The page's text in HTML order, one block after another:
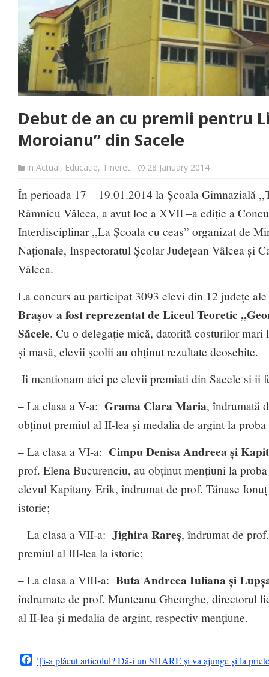
Debut de an cu premii pentru
Moroianu” din Sacele
in Actual, Educatie, Tineret 28 January 2014
În perioada 17 – 19.01.2014 la Școala Gimnazială
Râmnicu Vâlcea, a avut loc a XVII –a ediție a
Interdisciplinar ,,La Școala cu ceas” organizat de
Naționale, Inspectoratul Școlar Județean Vâlcea și
Vâlcea.
La concurs au participat 3093 elevi din 12 județe
Brașov a fost reprezentat de Liceul Teoretic
Săcele. Cu o delegație mică, datorită costurilor mari
și masă, elevii școlii au obținut rezultate deosebite.
Ii mentionam aici pe elevii premiati din Sacele si ii
– La clasa a V-a: Grama Clara Maria, îndrumată
obținut premiul al II-lea și medalia de argint la
– La clasa a VI-a: Cimpu Denisa Andreea și
prof. Elena Bucurenciu, au obținut mențiuni la
elevul Kapitany Erik, îndrumat de prof. Tănase
istorie;
– La clasa a VII-a: Jighira Rareș, îndrumat de
premiul al III-lea la istorie;
– La clasa a VIII-a: Buta Andreea Iuliana și
îndrumate de prof. Munteanu Gheorghe, directorul
al II-lea și medalia de argint, respectiv mențiune.
Facebook
Ți-a plăcut articolul? Dă-i un SHARE și va ajunge și la